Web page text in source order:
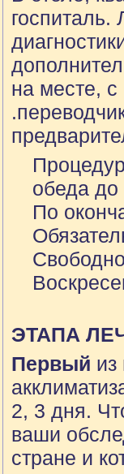
на месте,
обеда до
По
ЭТАПА
Первый
2, 3 дня.
ваши
стране и